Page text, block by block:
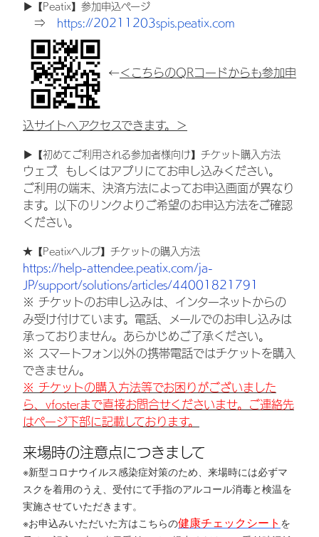
▶【Peatix】参加申込ページ
⇒ https://20211203spis.peatix.com
←＜こちらのQRコードからも参加申
込サイトへアクセスできます。＞
▶【初めてご利用される参加者様向け】チケット購入方法
ウェブ、もしくはアプリにてお申し込みください。
ご利用の端末、決済方法によってお申込画面が異なり
ます。以下のリンクよりご希望のお申込方法をご確認
ください。
★【Peatixヘルプ】チケットの購入方法
https://help-attendee.peatix.com/ja-
JP/support/solutions/articles/44001821791
※ チケットのお申し込みは、インターネットからの
み受け付けています。電話、メールでのお申し込みは
承っておりません。あらかじめご了承ください。
※ スマートフォン以外の携帯電話ではチケットを購入
できません。
※ チケットの購入方法等でお困りがございました
ら、vfosterまで直接お問合せくださいませ。ご連絡先
はページ下部に記載しております。
来場時の注意点につきまして
※新型コロナウイルス感染症対策のため、来場時には必ずマ
スクを着用のうえ、受付にて手指のアルコール消毒と検温を
実施させていただきます。
※お申込みいただいた方はこちらの健康チェックシート を